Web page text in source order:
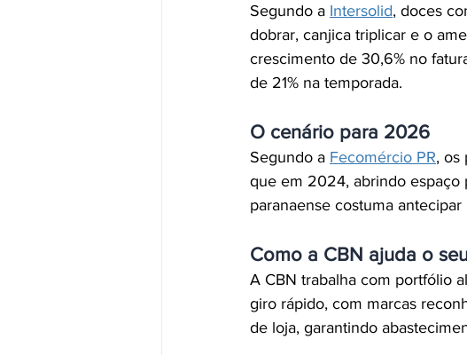
Segundo a Intersolid, doces
dobrar, canjica triplicar e o
crescimento de 30,6% no
de 21% na temporada.
O cenário para 2026
Segundo a Fecomércio PR, os
que em 2024, abrindo espaço
paranaense costuma
Como a CBN ajuda o
A CBN trabalha com portfólio
giro rápido, com marcas
de loja, garantindo